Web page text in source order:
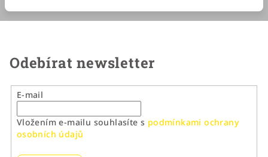
Odebírat newsletter
E-mail
Vložením e-mailu souhlasíte s podmínkami ochrany
osobních údajů